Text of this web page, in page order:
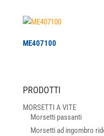
ME407100
PRODOTTI
MORSETTI A VITE
Morsetti passanti
Morsetti ad ingombro